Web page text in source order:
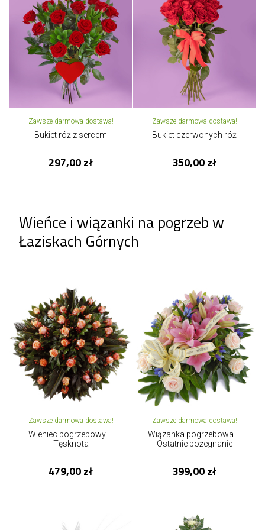
Zawsze darmowa dostawa!
Bukiet róż z sercem
297,00 zł
Zawsze darmowa dostawa!
Bukiet czerwonych róż
350,00 zł
Wieńce i wiązanki na pogrzeb w
Łaziskach Górnych
Zawsze darmowa dostawa!
Wieniec pogrzebowy –
Tęsknota
479,00 zł
Zawsze darmowa dostawa!
Wiązanka pogrzebowa –
Ostatnie pożegnanie
399,00 zł